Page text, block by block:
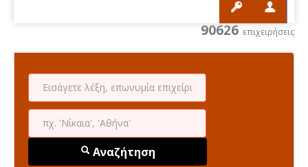
90626 επιχειρήσεις
Αναζήτηση